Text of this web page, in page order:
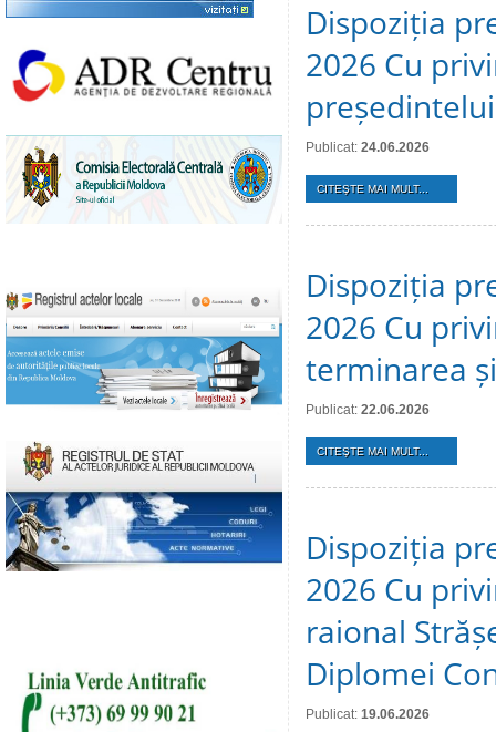
Dispoziția
2026 Cu
Publicat: 24.06.2026
CITEŞTE MAI MULT...
Dispoziția
2026 Cu
terminarea
Publicat: 22.06.2026
CITEŞTE MAI MULT...
Dispoziția
2026 Cu
raional
Diplomei
Publicat: 19.06.2026